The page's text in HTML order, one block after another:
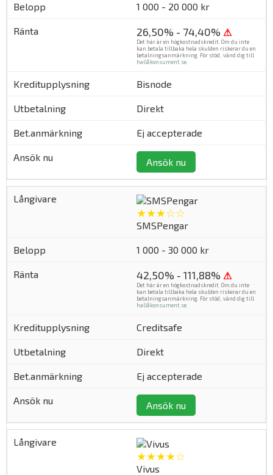
1 000 - 20 000 kr
26,50% - 74,40% ⚠
Det här är en högkostnadskredit. Om du inte
kan betala tillbaka hela skulden riskerar du en
betalningsanmärkning. För stöd, vänd dig till
hallåkonsument.se.
Bisnode
Direkt
Ej accepterade
Ansök nu
★★★☆☆
SMSPengar
1 000 - 30 000 kr
42,50% - 111,88% ⚠
Det här är en högkostnadskredit. Om du inte
kan betala tillbaka hela skulden riskerar du en
betalningsanmärkning. För stöd, vänd dig till
hallåkonsument.se
Creditsafe
Direkt
Ej accepterade
Ansök nu
★★★★☆
Vivus